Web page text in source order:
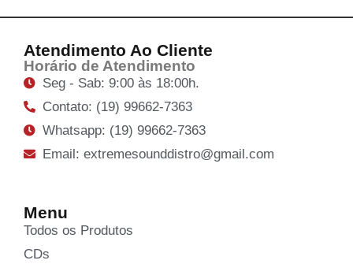
Atendimento Ao Cliente
Horário de Atendimento
Seg - Sab: 9:00 às 18:00h.
Contato: (19) 99662-7363
Whatsapp: (19) 99662-7363
Email: extremesounddistro@gmail.com
Menu
Todos os Produtos
CDs